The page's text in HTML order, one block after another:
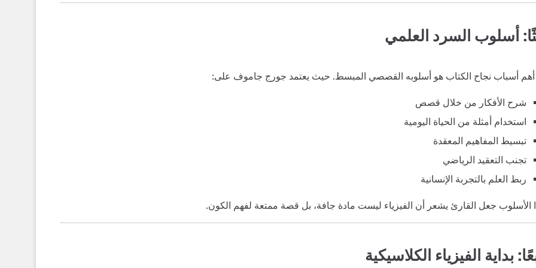
أسلوب السرد العلمي
أهم أسباب نجاح الكتاب هو أسلوبه القصصي المبسط. حيث يعتمد جورج جاموف على:
شرح الأفكار من خلال قصص
استخدام أمثلة من الحياة اليومية
تبسيط المفاهيم المعقدة
تجنب التعقيد الرياضي
ربط العلم بالتجربة الإنسانية
الأسلوب جعل القارئ يشعر أن الفيزياء ليست مادة جافة، بل قصة ممتعة لفهم الكون.
بداية الفيزياء الكلاسيكية